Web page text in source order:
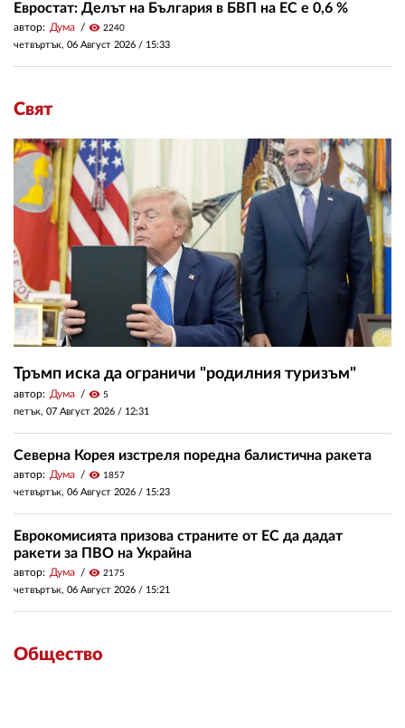
Евростат: Делът на България в БВП на ЕС е 0,6 %
автор: Дума visibility 2240
четвъртък, 06 Август 2026 / 15:33
Свят
Тръмп иска да ограничи "родилния туризъм"
автор: Дума visibility 5
петък, 07 Август 2026 / 12:31
Северна Корея изстреля поредна балистична ракета
автор: Дума visibility 1857
четвъртък, 06 Август 2026 / 15:23
Еврокомисията призова страните от ЕС да дадат
ракети за ПВО на Украйна
автор: Дума visibility 2175
четвъртък, 06 Август 2026 / 15:21
Общество